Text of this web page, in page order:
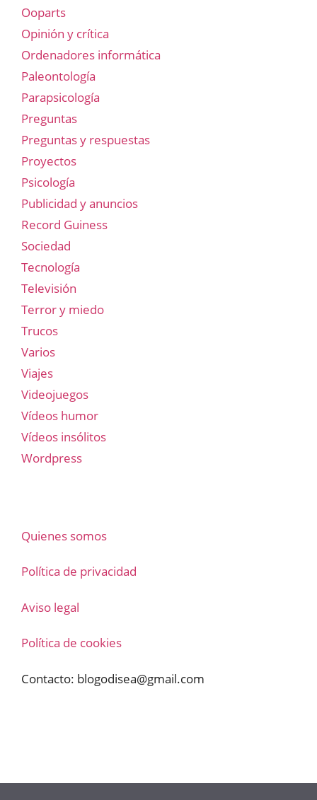
Ooparts
Opinión y crítica
Ordenadores informática
Paleontología
Parapsicología
Preguntas
Preguntas y respuestas
Proyectos
Psicología
Publicidad y anuncios
Record Guiness
Sociedad
Tecnología
Televisión
Terror y miedo
Trucos
Varios
Viajes
Videojuegos
Vídeos humor
Vídeos insólitos
Wordpress
Quienes somos
Política de privacidad
Aviso legal
Política de cookies
Contacto: blogodisea@gmail.com